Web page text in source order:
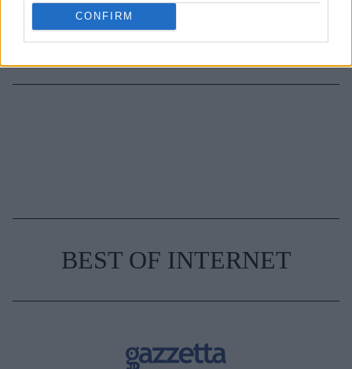
CONFIRM
TAGS ΖΩΔΙΑ
BEST OF INTERNET